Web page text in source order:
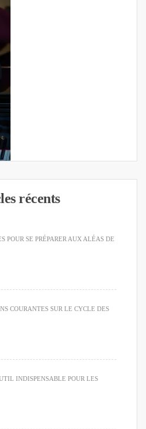
récents
POUR SE PRÉPARER AUX ALÉAS DE
COURANTES SUR LE CYCLE DES
INDISPENSABLE POUR LES